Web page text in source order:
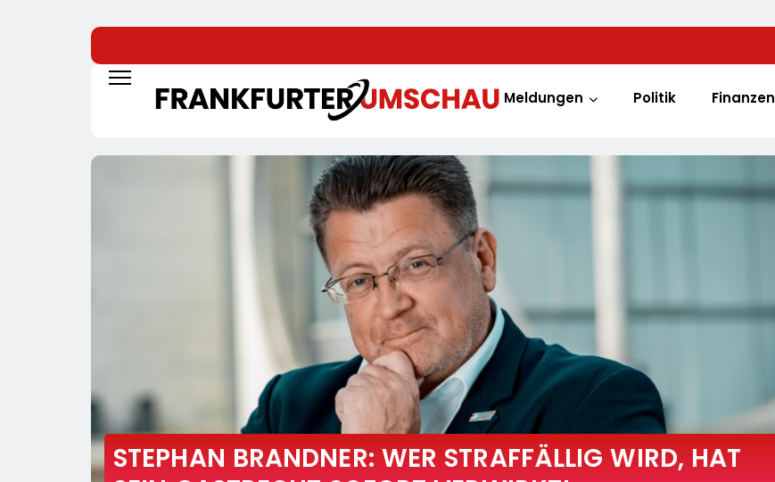
Meldungen Politik Finanzen
STEPHAN BRANDNER: WER STRAFFÄLLIG WIRD, HAT